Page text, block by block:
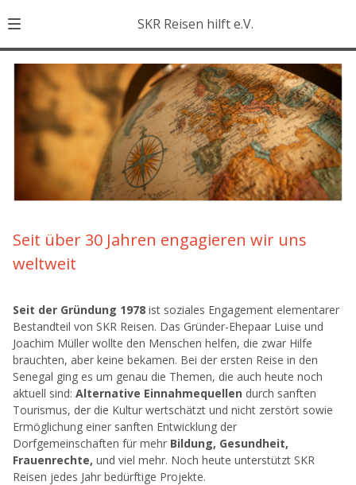
SKR Reisen hilft e.V.
Seit über 30 Jahren engagieren wir uns
weltweit
Seit der Gründung 1978 ist soziales Engagement elementarer
Bestandteil von SKR Reisen. Das Gründer-Ehepaar Luise und
Joachim Müller wollte den Menschen helfen, die zwar Hilfe
brauchten, aber keine bekamen. Bei der ersten Reise in den
Senegal ging es um genau die Themen, die auch heute noch
aktuell sind: Alternative Einnahmequellen durch sanften
Tourismus, der die Kultur wertschätzt und nicht zerstört sowie
Ermöglichung einer sanften Entwicklung der
Dorfgemeinschaften für mehr Bildung, Gesundheit,
Frauenrechte, und viel mehr. Noch heute unterstützt SKR
Reisen jedes Jahr bedürftige Projekte.